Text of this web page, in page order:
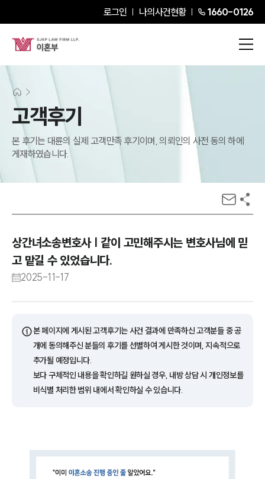
로그인 나의사건현황 1660-0126
고객후기
본 후기는 대륜의 실제 고객만족 후기이며, 의뢰인의 사전 동의 하에
게재하였습니다.
상간녀소송변호사 | 같이 고민해주시는 변호사님에 믿
고 맡길 수 있었습니다.
2025-11-17
ⓘ본 페이지에 게시된 고객후기는 사건 결과에 만족하신 고객분들 중 공
개에 동의해주신 분들의 후기를 선별하여 게시한 것이며, 지속적으로
추가될 예정입니다.
보다 구체적인 내용을 확인하길 원하실 경우, 내방 상담 시 개인정보를
비식별 처리한 범위 내에서 확인하실 수 있습니다.